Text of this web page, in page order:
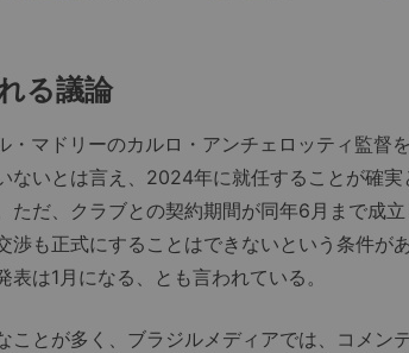
る議論
・マドリーのカルロ・アンチェロッティ監督
ないとは言え、2024年に就任することが確
ただ、クラブとの契約期間が同年6月まで成
渉も正式にすることはできないという条件が
表は1月になる、とも言われている。
とが多く、ブラジルメディアでは、コメン